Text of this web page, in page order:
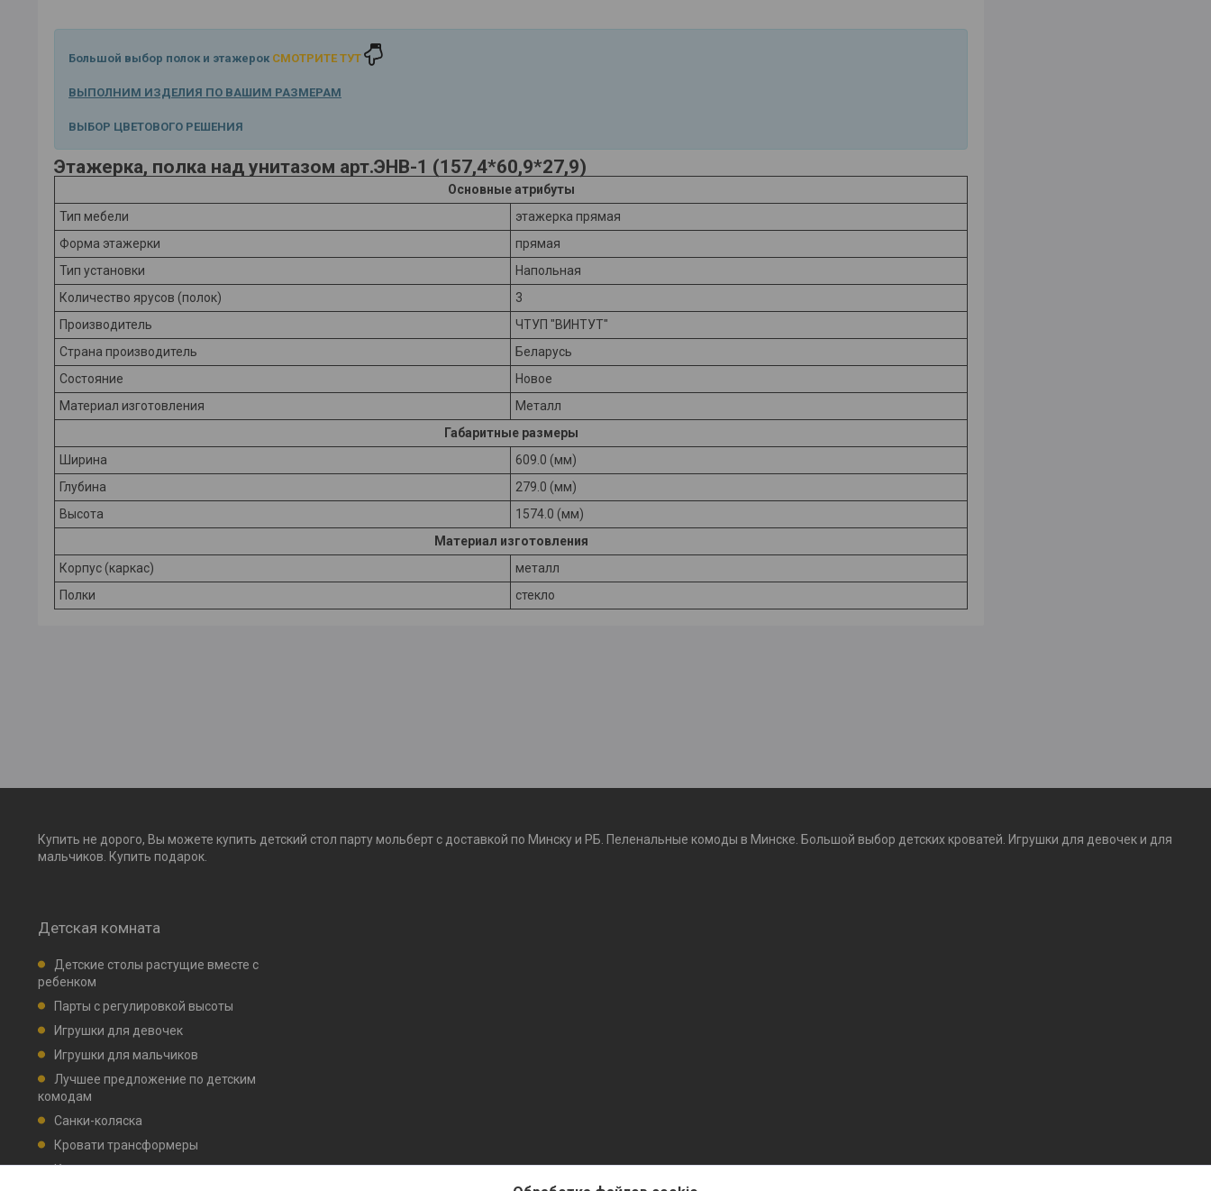
Большой выбор полок и этажерок СМОТРИТЕ ТУТ
ВЫПОЛНИМ ИЗДЕЛИЯ ПО ВАШИМ РАЗМЕРАМ
ВЫБОР ЦВЕТОВОГО РЕШЕНИЯ
Этажерка, полка над унитазом арт.ЭНВ-1 (157,4*60,9*27,9)
Основные атрибуты
Тип мебели
этажерка прямая
Форма этажерки
прямая
Тип установки
Напольная
Количество ярусов (полок)
3
Производитель
ЧТУП "ВИНТУТ"
Страна производитель
Беларусь
Состояние
Новое
Материал изготовления
Металл
Габаритные размеры
Ширина
609.0 (мм)
Глубина
279.0 (мм)
Высота
1574.0 (мм)
Материал изготовления
Корпус (каркас)
металл
Полки
стекло
Купить не дорого, Вы можете купить детский стол парту мольберт с доставкой по Минску и РБ. Пеленальные комоды в Минске. Большой выбор детских кроватей. Игрушки для девочек и для
мальчиков. Купить подарок.
Детская комната
Детские столы растущие вместе с
ребенком
Парты с регулировкой высоты
Игрушки для девочек
Игрушки для мальчиков
Лучшее предложение по детским
комодам
Санки-коляска
Кровати трансформеры
Кровати детские маятник, ящик для